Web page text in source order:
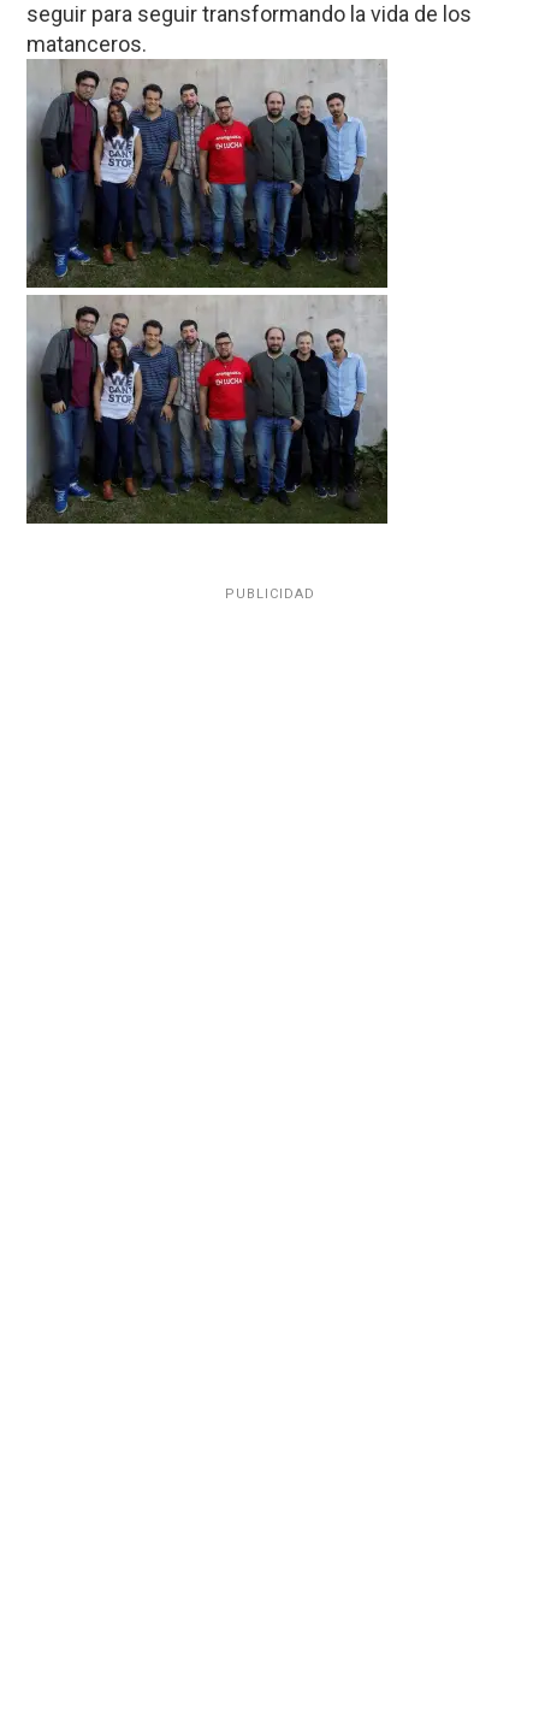
seguir para seguir transformando la vida de los
matanceros.
PUBLICIDAD